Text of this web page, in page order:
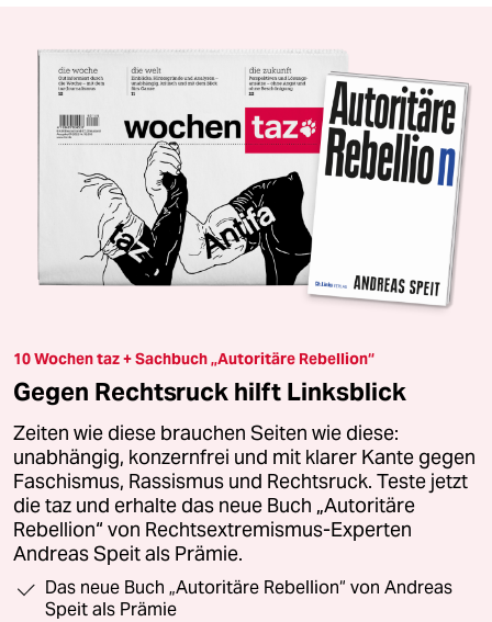
10 Wochen taz + Sachbuch „Autoritäre Rebellion“
Gegen Rechtsruck hilft Linksblick
Zeiten wie diese brauchen Seiten wie diese:
unabhängig, konzernfrei und mit klarer Kante gegen
Faschismus, Rassismus und Rechtsruck. Teste jetzt
die taz und erhalte das neue Buch „Autoritäre
Rebellion“ von Rechtsextremismus-Experten
Andreas Speit als Prämie.
Das neue Buch „Autoritäre Rebellion“ von Andreas
Speit als Prämie